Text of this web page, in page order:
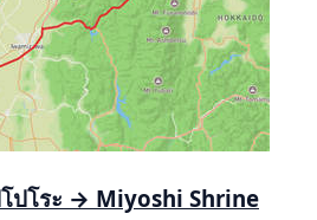
ปโระ → Miyoshi Shrine